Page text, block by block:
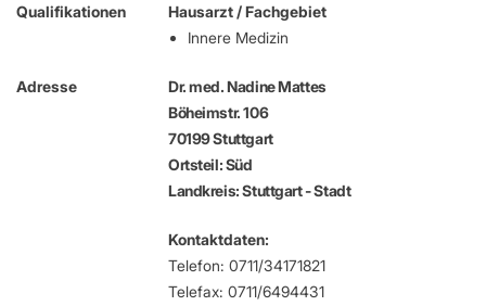
Qualifikationen
Hausarzt / Fachgebiet
Innere Medizin
Adresse
Dr. med. Nadine Mattes
Böheimstr. 106
70199 Stuttgart
Ortsteil: Süd
Landkreis: Stuttgart - Stadt
Kontaktdaten:
Telefon: 0711/34171821
Telefax: 0711/6494431